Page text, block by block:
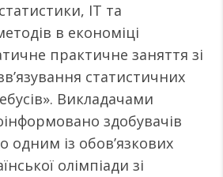
ІТ та
в економіці
практичне заняття зі
статистичних
Викладачами
здобувачів
одним із обов’язкових
олімпіади зі